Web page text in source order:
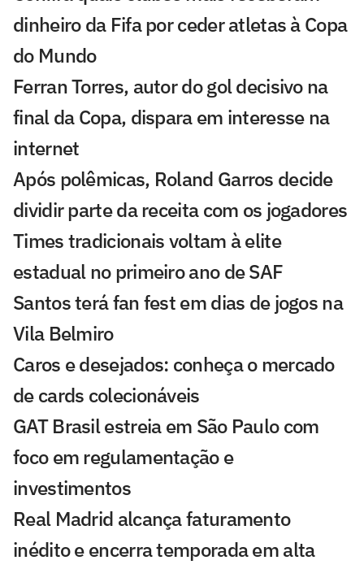
dinheiro da Fifa por ceder atletas à Copa
do Mundo
Ferran Torres, autor do gol decisivo na
final da Copa, dispara em interesse na
internet
Após polêmicas, Roland Garros decide
dividir parte da receita com os jogadores
Times tradicionais voltam à elite
estadual no primeiro ano de SAF
Santos terá fan fest em dias de jogos na
Vila Belmiro
Caros e desejados: conheça o mercado
de cards colecionáveis
GAT Brasil estreia em São Paulo com
foco em regulamentação e
investimentos
Real Madrid alcança faturamento
inédito e encerra temporada em alta